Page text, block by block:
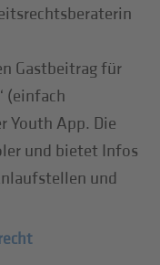
Gastbeitrag für
(einfach
Youth App. Die
und bietet Infos
und